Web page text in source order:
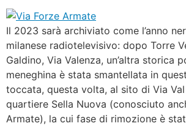
Il 2023 sarà archiviato come l’anno
milanese radiotelevisivo: dopo Torre
Galdino, Via Valenza, un’altra storica
meneghina è stata smantellata in
toccata, questa volta, al sito di Via
quartiere Sella Nuova (conosciuto
Armate), la cui fase di rimozione è